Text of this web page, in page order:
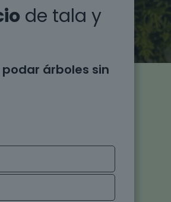
de tala y
árboles sin